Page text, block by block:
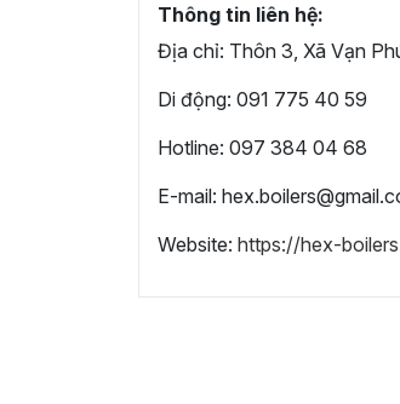
Thông tin liên hệ:
Địa chỉ: Thôn 3, Xã Vạn
Di động: 091 775 40 59
Hotline: 097 384 04 68
E-mail:
Website: https://hex-